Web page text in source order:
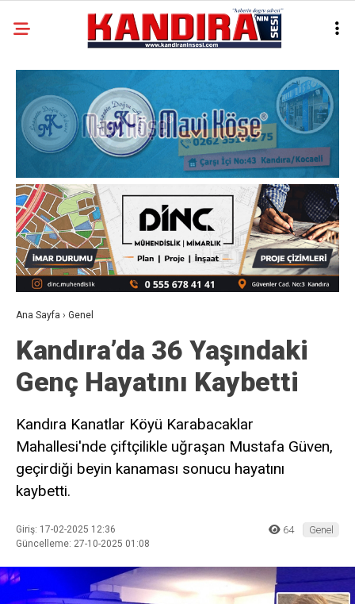
Ana Sayfa › Genel
Kandıra’da 36 Yaşındaki
Genç Hayatını Kaybetti
Kandıra Kanatlar Köyü Karabacaklar
Mahallesi'nde çiftçilikle uğraşan Mustafa Güven,
geçirdiği beyin kanaması sonucu hayatını
kaybetti.
Giriş: 17-02-2025 12:36
Güncelleme: 27-10-2025 01:08
64 Genel